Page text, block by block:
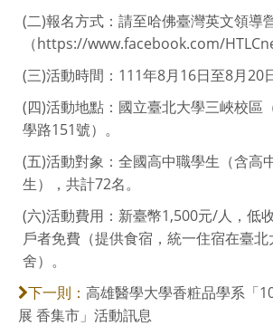
(二)報名方式：請至哈佛臺灣英文領導
（https://www.facebook.com/
(三)活動時間：111年8月16日至8月20日
(四)活動地點：國立臺北大學三峽校區
學路151號）。
(五)活動對象：全國高中職學生（含高
生），共計72名。
(六)活動費用：新臺幣1,500元/人，低
戶者免費（提供食宿，統一住宿在臺
舍）。
下一則： 高雄醫學大學香粧品學系「
展 香集市」活動訊息